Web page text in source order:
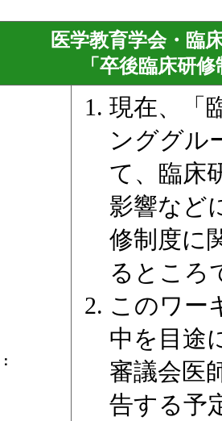
医学教育学会・臨
「卒後臨床研
：
現在、「
ンググル
て、臨床
影響など
修制度に
るところ
このワー
中を目途
審議会医
告する予